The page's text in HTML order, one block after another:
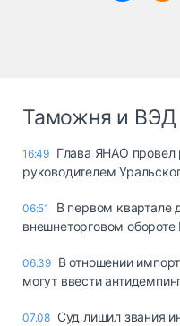
Таможня и ВЭД
16:49 Глава ЯНАО провел
руководителем
06:51
В первом квартале
внешнеторговом
06:39 В отношении
могут ввести
07.08 Суд лишил звания